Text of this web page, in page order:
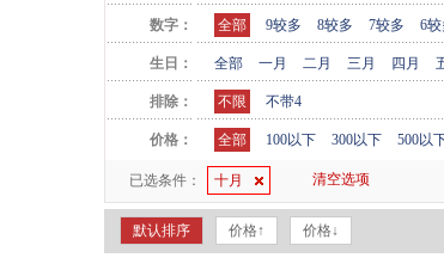
数字： 全部 9较多 8较多 7较多 6较
生日： 全部 一月 二月 三月 四月
排除： 不限 不带4
价格： 全部 100以下 300以下 500以
已选条件： 十月 清空选项
默认排序 价格↑ 价格↓